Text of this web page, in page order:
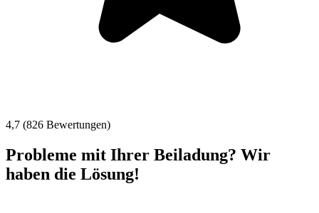
4,7 (826 Bewertungen)
Probleme mit Ihrer Beiladung? Wir
haben die Lösung!